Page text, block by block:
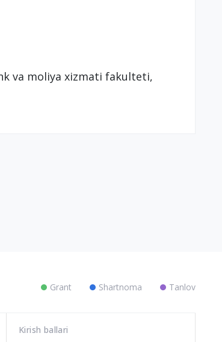
va moliya xizmati fakulteti,
Grant Shartnoma Tanlov
Kirish ballari